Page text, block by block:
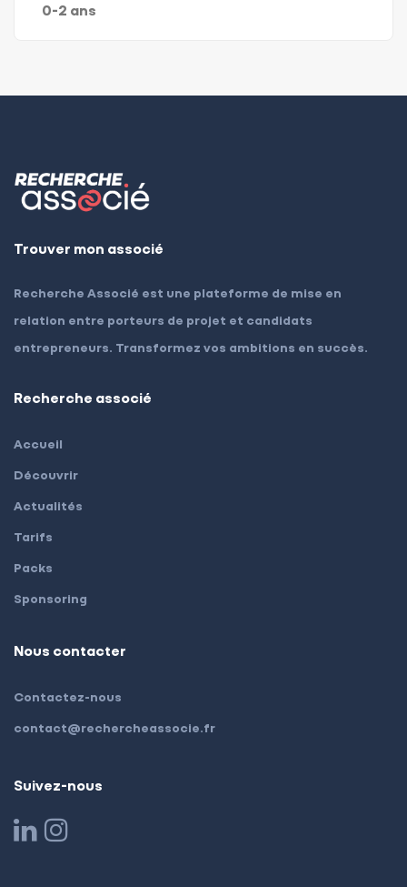
0-2 ans
Trouver mon associé
Recherche Associé est une plateforme de mise en
relation entre porteurs de projet et candidats
entrepreneurs. Transformez vos ambitions en succès.
Recherche associé
Accueil
Découvrir
Actualités
Tarifs
Packs
Sponsoring
Nous contacter
Contactez-nous
contact@rechercheassocie.fr
Suivez-nous